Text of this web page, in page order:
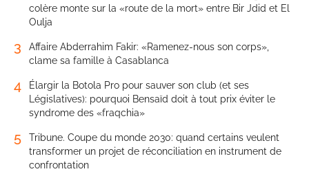
colère monte sur la «route de la mort» entre Bir Jdid et El
Oulja
3
Affaire Abderrahim Fakir: «Ramenez-nous son corps»,
clame sa famille à Casablanca
4
Élargir la Botola Pro pour sauver son club (et ses
Législatives): pourquoi Bensaïd doit à tout prix éviter le
syndrome des «fraqchia»
5
Tribune. Coupe du monde 2030: quand certains veulent
transformer un projet de réconciliation en instrument de
confrontation